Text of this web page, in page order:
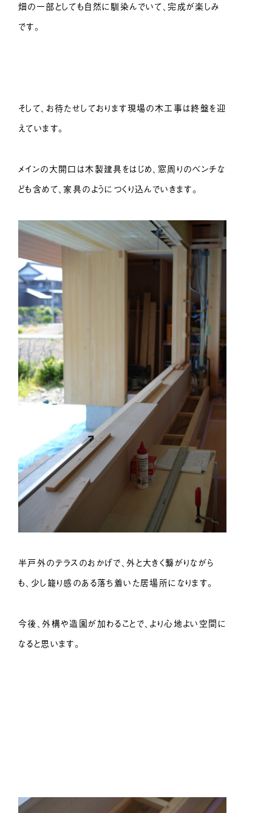
畑の一部としても自然に馴染んでいて、完成が楽しみ
です。
そして、お待たせしております現場の木工事は終盤を迎
えています。
メインの大開口は木製建具をはじめ、窓周りのベンチな
ども含めて、家具のようにつくり込んでいきます。
半戸外のテラスのおかげで、外と大きく繋がりながら
も、少し籠り感のある落ち着いた居場所になります。
今後、外構や造園が加わることで、より心地よい空間に
なると思います。